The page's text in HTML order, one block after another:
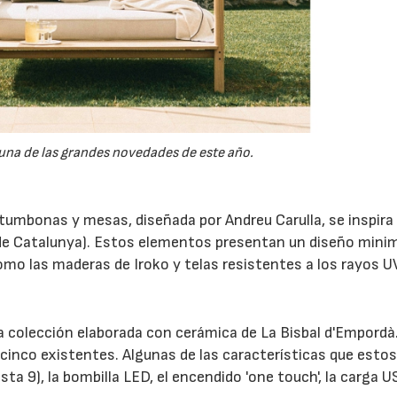
de las grandes novedades de este año.
y mesas, diseñada por Andreu Carulla, se inspira
Catalunya). Estos elementos presentan un diseño
las maderas de Iroko y telas resistentes a los rayos
elaborada con cerámica de La Bisbal
existentes. Algunas de las características que estos
9), la bombilla LED, el encendido 'one touch', la carga
06/07/2026 20/07/2026